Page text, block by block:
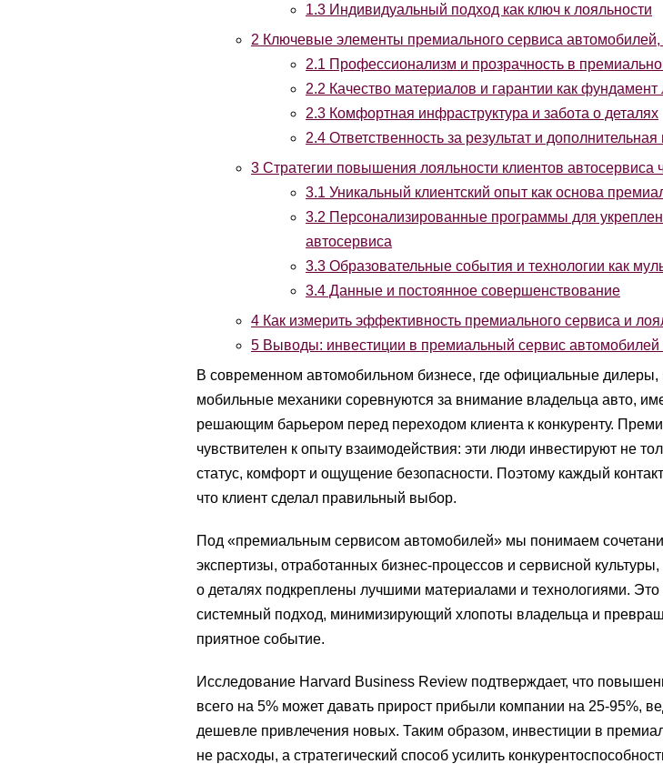
1.3 Индивидуальный подход как ключ к лояльности
2 Ключевые элементы премиального сервиса
2.1 Профессионализм и прозрачность в
2.2 Качество материалов и гарантии как фундамент
2.3 Комфортная инфраструктура и забота о деталях
2.4 Ответственность за результат и дополнительная
3 Стратегии повышения лояльности клиентов автосервиса
3.1 Уникальный клиентский опыт как основа
3.2 Персонализированные программы для
автосервиса
3.3 Образовательные события и технологии как
3.4 Данные и постоянное совершенствование
4 Как измерить эффективность премиального сервиса и
5 Выводы: инвестиции в премиальный сервис автомобилей
В современном автомобильном бизнесе, где официальные дилеры,
мобильные механики соревнуются за внимание владельца авто,
решающим барьером перед переходом клиента к конкуренту.
чувствителен к опыту взаимодействия: эти люди инвестируют не
статус, комфорт и ощущение безопасности. Поэтому каждый
что клиент сделал правильный выбор.
Под «премиальным сервисом автомобилей» мы понимаем
экспертизы, отработанных бизнес-процессов и сервисной культуры,
о деталях подкреплены лучшими материалами и технологиями.
системный подход, минимизирующий хлопоты владельца и
приятное событие.
Исследование Harvard Business Review подтверждает, что
всего на 5% может давать прирост прибыли компании на 25-95%,
дешевле привлечения новых. Таким образом, инвестиции в
не расходы, а стратегический способ усилить